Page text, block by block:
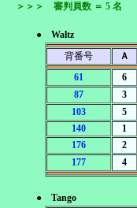
＞＞＞ 審判員数 ＝ 5 名
● Waltz
背番号
Ａ
61
6
87
3
103
5
140
1
176
2
177
4
● Tango